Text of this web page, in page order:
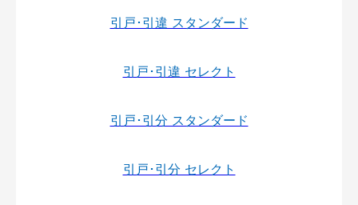
引戸･引違 スタンダード
引戸･引違 セレクト
引戸･引分 スタンダード
引戸･引分 セレクト